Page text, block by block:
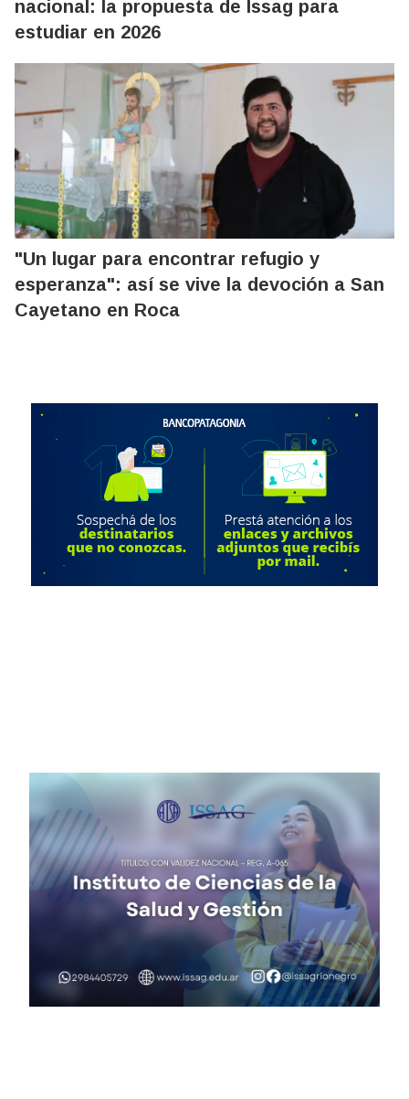
nacional: la propuesta de Issag para
estudiar en 2026
"Un lugar para encontrar refugio y
esperanza": así se vive la devoción a San
Cayetano en Roca